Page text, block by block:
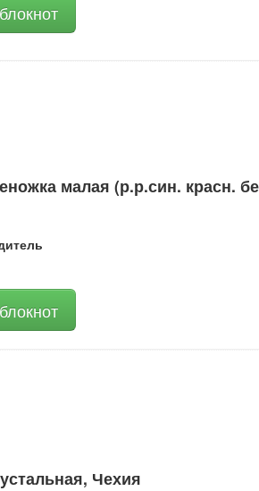
малая (р.р.син. красн.
Чехия